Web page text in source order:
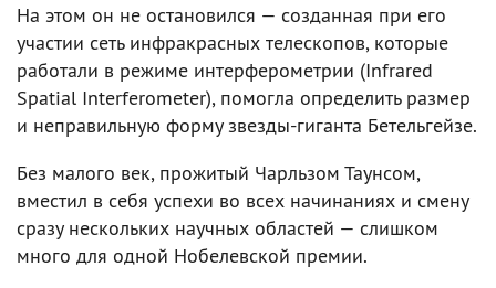
На этом он не остановился — созданная при его
участии сеть инфракрасных телескопов, которые
работали в режиме интерферометрии (Infrared
Spatial Interferometer), помогла определить размер
и неправильную форму звезды-гиганта Бетельгейзе.
Без малого век, прожитый Чарльзом Таунсом,
вместил в себя успехи во всех начинаниях и смену
сразу нескольких научных областей — слишком
много для одной Нобелевской премии.